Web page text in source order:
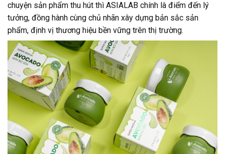
chuyện sản phẩm thu hút thì ASIALAB chính là điểm đến lý
tưởng, đồng hành cùng chủ nhãn xây dựng bản sắc sản
phẩm, định vị thương hiệu bền vững trên thị trường.